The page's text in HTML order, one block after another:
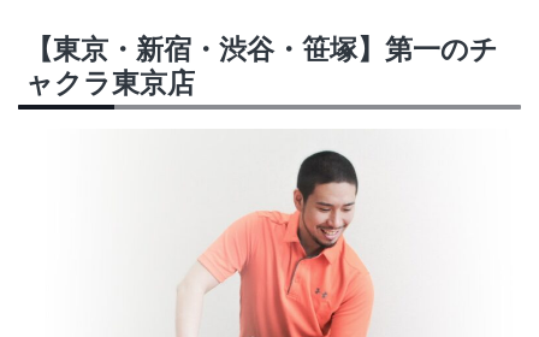
【東京・新宿・渋谷・笹塚】第一のチ
ャクラ東京店